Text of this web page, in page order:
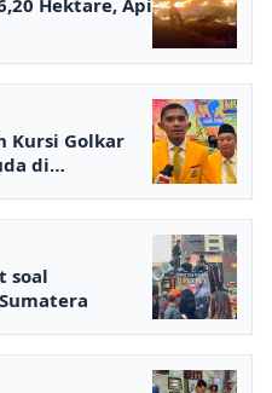
Hektare, Api
Kursi Golkar
di
soal